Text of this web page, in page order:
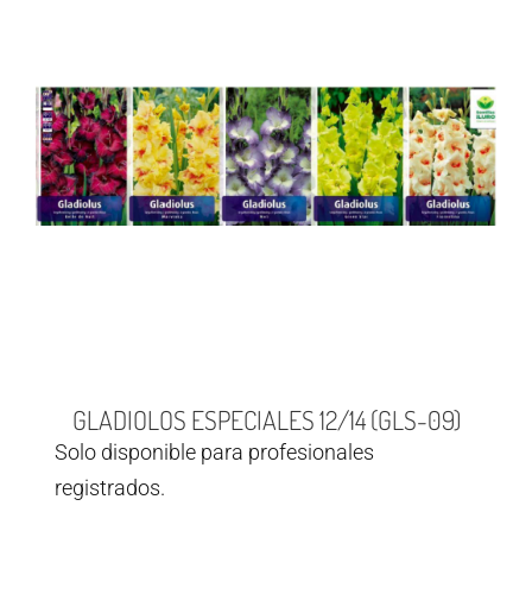
GLADIOLOS ESPECIALES 12/14 (GLS-09)
Solo disponible para profesionales
registrados.